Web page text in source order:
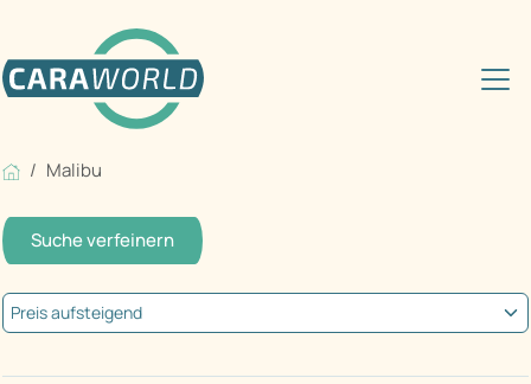
Malibu
Suche verfeinern